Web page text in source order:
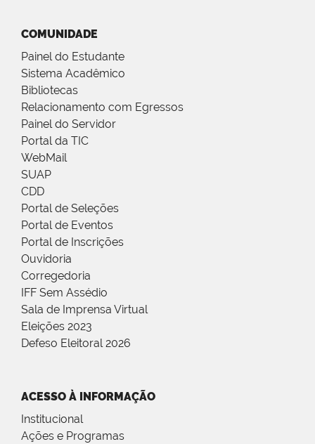
COMUNIDADE
Painel do Estudante
Sistema Acadêmico
Bibliotecas
Relacionamento com Egressos
Painel do Servidor
Portal da TIC
WebMail
SUAP
CDD
Portal de Seleções
Portal de Eventos
Portal de Inscrições
Ouvidoria
Corregedoria
IFF Sem Assédio
Sala de Imprensa Virtual
Eleições 2023
Defeso Eleitoral 2026
ACESSO À INFORMAÇÃO
Institucional
Ações e Programas